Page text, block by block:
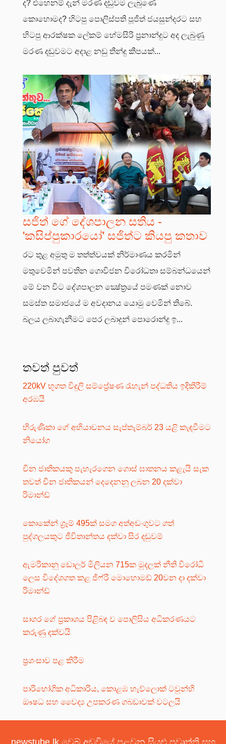
ද? එහෙනම් දැන් මරණ දඬුවම ලැබුණෙ
කොහොමද? හිටපු පොලිස්පති පූජිත් ජයසුන්දරට සහ
හිටපු ආරක්ෂක ලේකම් හේමසිරි ප්‍රනාන්දුට අද ලැබුණු
මරණ දඬුවමට අදාළ නඩු තීන්දු කීපයක්...
සජිත් ගේ දේශපාලන සතිය -
'කසිප්පුකාරයෝ' සජිත්ට කියපු කතාව
රට තුළ අමුතු ම තත්ත්වයක් නිර්මාණය කරමින්
මතුවෙමින් පවතින ගොවිජන විරෝධතා සම්බන්ධයෙන්
මේ වන විට දේශපාලන ක්‍ෂේත්‍රයේ පමණක් නොව
සමස්ත සමාජයේ ම අවදානය යොමු වෙමින් තිබේ.
බලය ලබාගැනීමට පෙර ලබාදුන් පොරොන්දු ඉ...
තවත් පුවත්
220kV භූගත විදුලි සම්ප්‍රේෂණ රැහැන් පද්ධතිය ඉදිකිරීම්
අරඹයි
හිරුණිකා ගේ අභියාචනය සැප්තැම්බර් 23 යළි කැඳවීමට
නියෝග
චීන ජාතිකයකු පැහැරගෙන ගොස් ඝාතනය කළැයි සැක
තවත් චීන ජාතිකයන් දෙදෙනනු ලබන 20 දක්වා
රිමාන්ඩ්
කොකේන් ග්‍රෑම් 495ක් සමග අත්අඩංගුවට ගත්
පුද්ගලයකුට ජීවිතාන්තය දක්වා සිර දඬුවම්
ඇමරිකානු ඩොලර් මිලියන 715ක මුදලක් නීති විරෝධී
ලෙස විදේශගත කළ ජිෆ්රි මොහොමඩ් 20වන දා දක්වා
රිමාන්ඩ්
සාගර ගේ ප්‍රකාශය පිළිබඳ ව පොලිසිය අධිකරණයට
කරුණු දක්වයි
ප්‍රශංසාව පළ කිරීම
පාරිභෝගික අධිකාරිය, කොළඹ හැව්ලොක් ටවුන්හි
ඖෂධ සහ වෛද්‍ය උපකරණ ගබඩාවක් වටලයි